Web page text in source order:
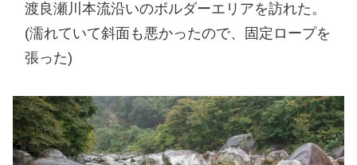
渡良瀬川本流沿いのボルダーエリアを訪れた。
(濡れていて斜面も悪かったので、固定ロープを
張った)